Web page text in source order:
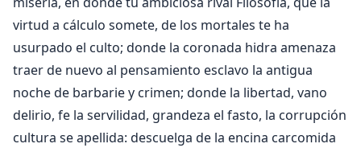
virtud a cálculo somete, de los mortales te ha
usurpado el culto; donde la coronada hidra amenaza
traer de nuevo al pensamiento esclavo la antigua
noche de barbarie y crimen; donde la libertad, vano
delirio, fe la servilidad, grandeza el fasto, la corrupción
cultura se apellida: descuelga de la encina carcomida